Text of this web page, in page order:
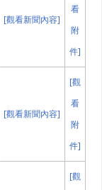
[觀看新聞內容]
看
附
件]
[觀看新聞內容]
[觀
看
附
件]
[觀